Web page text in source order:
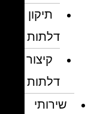
תיקון
דלתות
קיצור
דלתות
שירותי